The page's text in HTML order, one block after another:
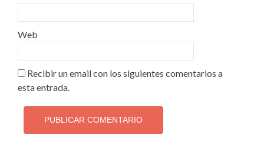
Web
Recibir un email con los siguientes comentarios a
esta entrada.